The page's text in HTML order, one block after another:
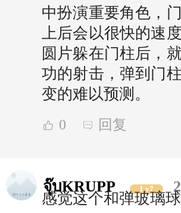
中扮演重要角色，
上后会以很快的速
圆片躲在门柱后，
功的射击，弹到门
变的难以预测。
0 回复
จุ๊บKRUPP Lv7
感觉这个和弹玻璃